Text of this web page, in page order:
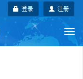
注册
登录